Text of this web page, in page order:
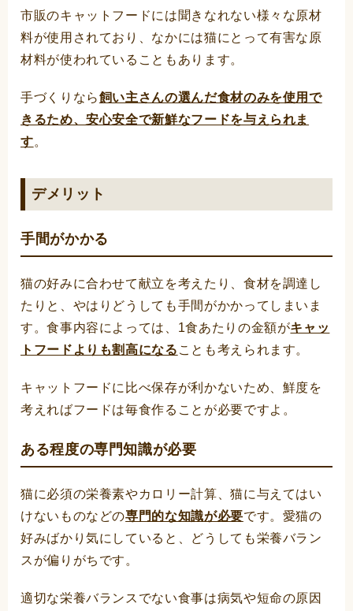
市販のキャットフードには聞きなれない様々な原材
料が使用されており、なかには猫にとって有害な原
材料が使われていることもあります。
手づくりなら飼い主さんの選んだ食材のみを使用で
きるため、安心安全で新鮮なフードを与えられま
す。
デメリット
手間がかかる
猫の好みに合わせて献立を考えたり、食材を調達し
たりと、やはりどうしても手間がかかってしまいま
す。食事内容によっては、1食あたりの金額がキャッ
トフードよりも割高になる ことも考えられます。
キャットフードに比べ保存が利かないため、鮮度を
考えればフードは毎食作ることが必要ですよ。
ある程度の専門知識が必要
猫に必須の栄養素やカロリー計算、猫に与えてはい
けないものなどの専門的な知識が必要です。愛猫の
好みばかり気にしていると、どうしても栄養バラン
スが偏りがちです。
適切な栄養バランスでない食事は病気や短命の原因